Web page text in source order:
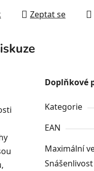
Zeptat se
Doplňkové
Kategorie
EAN
Maximální
Snášenlivost